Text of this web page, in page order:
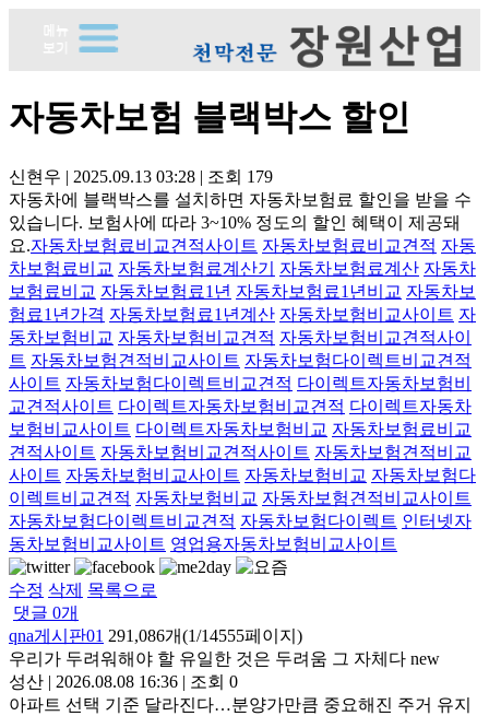
자동차보험 블랙박스 할인
신현우 | 2025.09.13 03:28 | 조회 179
자동차에 블랙박스를 설치하면 자동차보험료 할인을 받을 수
있습니다. 보험사에 따라 3~10% 정도의 할인 혜택이 제공돼
요.자동차보험료비교견적사이트 자동차보험료비교견적 자동
차보험료비교 자동차보험료계산기 자동차보험료계산 자동차
보험료비교 자동차보험료1년 자동차보험료1년비교 자동차보
험료1년가격 자동차보험료1년계산 자동차보험비교사이트 자
동차보험비교 자동차보험비교견적 자동차보험비교견적사이
트 자동차보험견적비교사이트 자동차보험다이렉트비교견적
사이트 자동차보험다이렉트비교견적 다이렉트자동차보험비
교견적사이트 다이렉트자동차보험비교견적 다이렉트자동차
보험비교사이트 다이렉트자동차보험비교 자동차보험료비교
견적사이트 자동차보험비교견적사이트 자동차보험견적비교
사이트 자동차보험비교사이트 자동차보험비교 자동차보험다
이렉트비교견적 자동차보험비교 자동차보험견적비교사이트
자동차보험다이렉트비교견적 자동차보험다이렉트 인터넷자
동차보험비교사이트 영업용자동차보험비교사이트
수정 삭제 목록으로
댓글 0개
qna게시판01 291,086개(1/14555페이지)
우리가 두려워해야 할 유일한 것은 두려움 그 자체다 new
성산 | 2026.08.08 16:36 | 조회 0
아파트 선택 기준 달라진다…분양가만큼 중요해진 주거 유지